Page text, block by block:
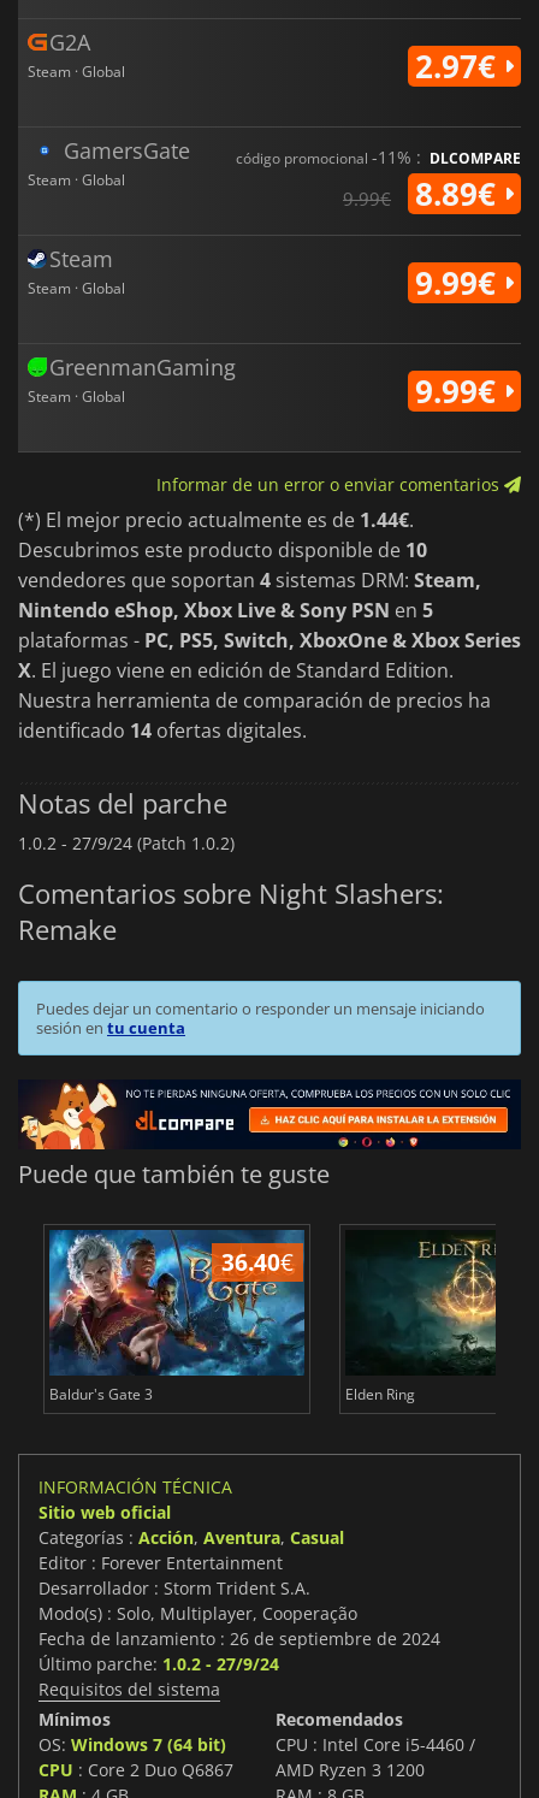
G2A
Steam · Global 2.97€
GamersGate
Steam · Global
código promocional -11% : DLCOMPARE
9.99€ 8.89€
Steam
Steam · Global 9.99€
GreenmanGaming
Steam · Global 9.99€
Informar de un error o enviar comentarios
(*) El mejor precio actualmente es de 1.44€.
Descubrimos este producto disponible de 10
vendedores que soportan 4 sistemas DRM: Steam,
Nintendo eShop, Xbox Live & Sony PSN en 5
plataformas - PC, PS5, Switch, XboxOne & Xbox Series
X. El juego viene en edición de Standard Edition.
Nuestra herramienta de comparación de precios ha
identificado 14 ofertas digitales.
Notas del parche
1.0.2 - 27/9/24 (Patch 1.0.2)
Comentarios sobre Night Slashers:
Remake
Puedes dejar un comentario o responder un mensaje iniciando
sesión en tu cuenta
Puede que también te guste
36.40€
Baldur's Gate 3 Elden Ring
INFORMACIÓN TÉCNICA
Sitio web oficial
Categorías : Acción, Aventura, Casual
Editor : Forever Entertainment
Desarrollador : Storm Trident S.A.
Modo(s) : Solo, Multiplayer, Cooperação
Fecha de lanzamiento : 26 de septiembre de 2024
Último parche: 1.0.2 - 27/9/24
Requisitos del sistema
Mínimos
OS: Windows 7 (64 bit)
CPU : Core 2 Duo Q6867
Recomendados
CPU : Intel Core i5-4460 /
AMD Ryzen 3 1200